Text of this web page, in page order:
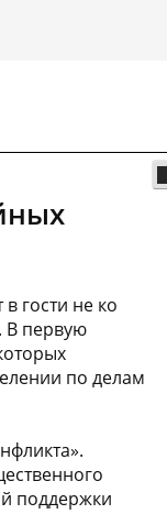
гости не ко
В первую
по делам
поддержки